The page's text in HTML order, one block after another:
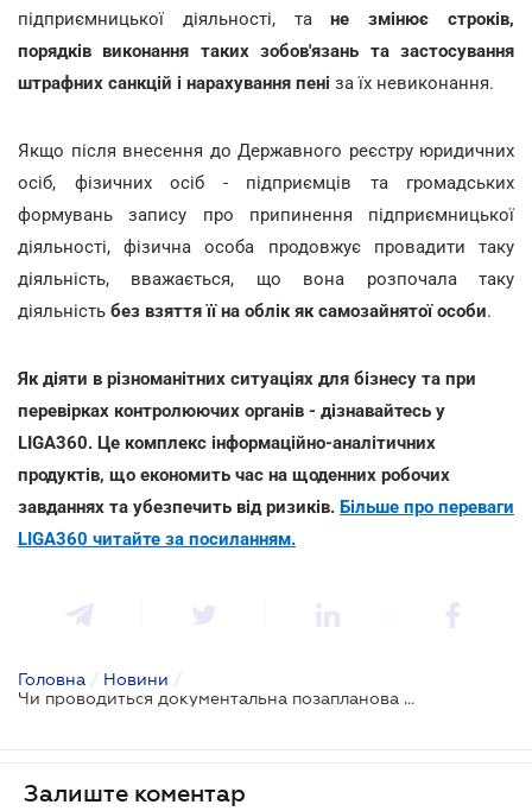
підприємницької діяльності, тане змінює строків,
порядків виконання таких зобов'язань та застосування
штрафних санкцій і нарахування пені за їх невиконання.
Якщо після внесення до Державного реєстру юридичних
осіб, фізичних осіб - підприємців та громадських
формувань запису про припинення підприємницької
діяльності, фізична особа продовжує провадити таку
діяльність, вважається, що вона розпочала таку
діяльність без взяття її на облік як самозайнятої особи.
Як діяти в різноманітних ситуаціях для бізнесу та при
перевірках контролюючих органів - дізнавайтесь у
LIGA360. Це комплекс інформаційно-аналітичних
продуктів, що економить час на щоденних робочих
завданнях та убезпечить від ризиків. Більше про переваги
LIGA360 читайте за посиланням.
Головна / Новини /
Чи проводиться документальна позапланова перевірка ФОП при припиненні діяльності
Залиште коментар